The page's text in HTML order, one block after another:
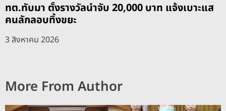
ทต.ทับมา ตั้งรางวัลนำจับ 20,000 บาท แจ้งเบาะแส
คนลักลอบทิ้งขยะ
3 สิงหาคม 2026
More From Author